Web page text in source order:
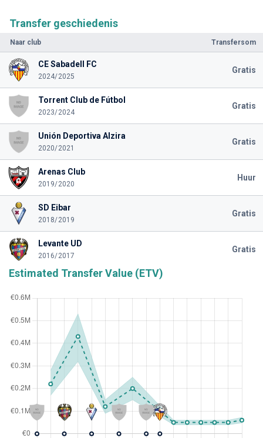
Transfer geschiedenis
Naar club Transfersom
CE Sabadell FC
2024/2025
Gratis
Torrent Club de Fútbol
2023/2024
Gratis
Unión Deportiva Alzira
2020/2021
Gratis
Arenas Club
2019/2020
Huur
SD Eibar
2018/2019
Gratis
Levante UD
2016/2017
Gratis
Estimated Transfer Value (ETV)